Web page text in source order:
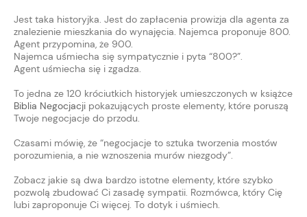
Jest taka historyjka. Jest do zapłacenia prowizja dla agenta za
znalezienie mieszkania do wynajęcia. Najemca proponuje 800.
Agent przypomina, że 900.
Najemca uśmiecha się sympatycznie i pyta “800?”.
Agent uśmiecha się i zgadza.
To jedna ze 120 króciutkich historyjek umieszczonych w książce
Biblia Negocjacji pokazujących proste elementy, które poruszą
Twoje negocjacje do przodu.
Czasami mówię, że “negocjacje to sztuka tworzenia mostów
porozumienia, a nie wznoszenia murów niezgody”.
Zobacz jakie są dwa bardzo istotne elementy, które szybko
pozwolą zbudować Ci zasadę sympatii. Rozmówca, który Cię
lubi zaproponuje Ci więcej. To dotyk i uśmiech.